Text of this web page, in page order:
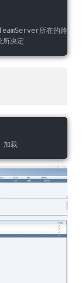
所在的路径
所决定
加载